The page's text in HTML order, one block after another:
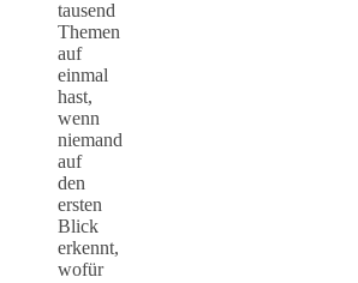
tausend
Themen
auf
einmal
hast,
wenn
niemand
auf
den
ersten
Blick
erkennt,
wofür